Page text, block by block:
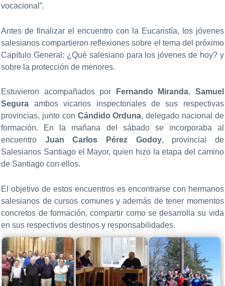
vocacional”.
Antes de finalizar el encuentro con la Eucaristía, los jóvenes
salesianos compartieron reflexiones sobre el tema del próximo
Capítulo General: ¿Qué salesiano para los jóvenes de hoy? y
sobre la protección de menores.
Estuvieron acompañados por Fernando Miranda, Samuel
Segura ambos vicarios inspectoriales de sus respectivas
provincias, junto con Cándido Orduna, delegado nacional de
formación. En la mañana del sábado se incorporaba al
encuentro Juan Carlos Pérez Godoy, provincial de
Salesianos Santiago el Mayor, quien hizo la etapa del camino
de Santiago con ellos.
El objetivo de estos encuentros es encontrarse con hermanos
salesianos de cursos comunes y además de tener momentos
concretos de formación, compartir como se desarrolla su vida
en sus respectivos destinos y responsabilidades.